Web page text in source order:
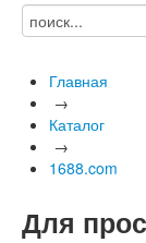
Главная
→
Каталог
→
1688.com
Для